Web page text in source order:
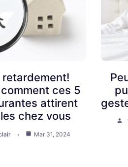
retardement!
ces 5
attirent
chez vous
Mar 31, 2024